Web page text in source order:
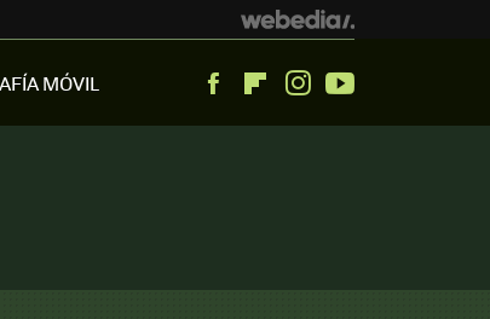
MÓVIL FacebookFlipboardInstagram